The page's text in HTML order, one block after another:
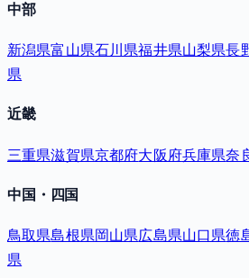
中部
新潟県富山県石川県福井県山梨県長
県
近畿
三重県滋賀県京都府大阪府兵庫県奈
中国・四国
鳥取県島根県岡山県広島県山口県徳
県